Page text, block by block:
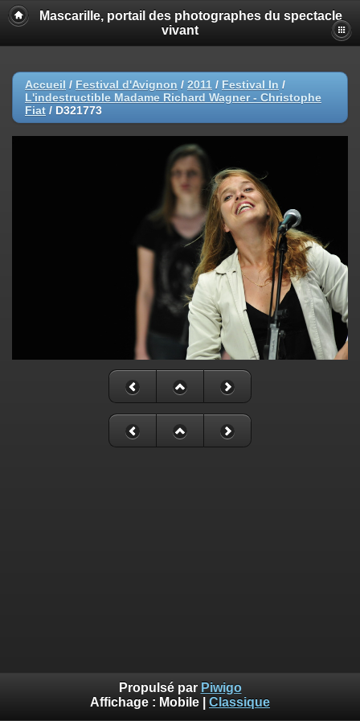
Mascarille, portail des photographes du spectacle
vivant
Accueil / Festival d'Avignon / 2011 / Festival In /
L'indestructible Madame Richard Wagner - Christophe
Fiat / D321773
Propulsé par Piwigo
Affichage : Mobile Classique